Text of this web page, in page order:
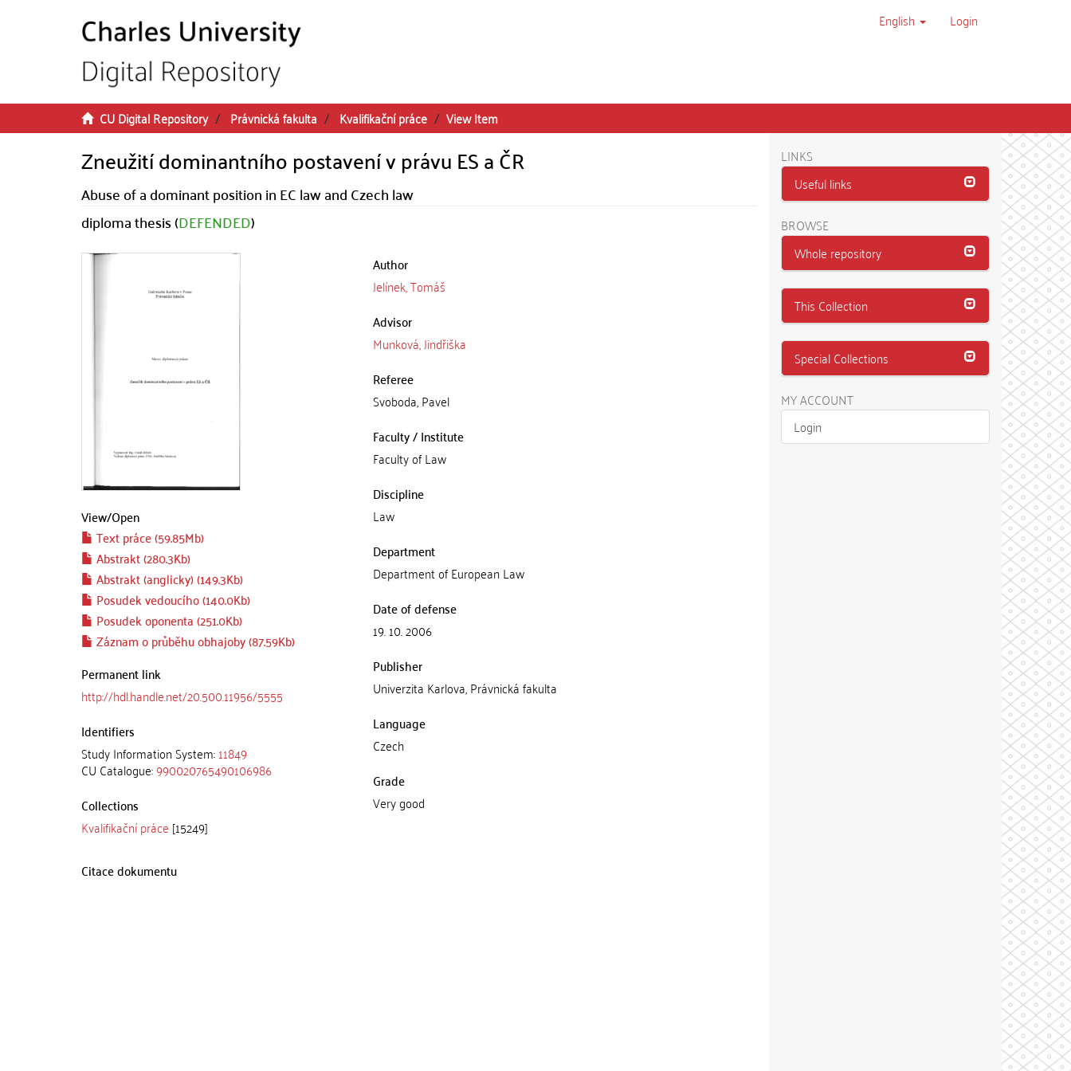
English Login
CU Digital Repository Právnická fakulta Kvalifikační práce View Item
Zneužití dominantního postavení v právu ES a ČR
Abuse of a dominant position in EC law and Czech law
diploma thesis (DEFENDED)
View/Open
Text práce (59.85Mb)
Abstrakt (280.3Kb)
Abstrakt (anglicky) (149.3Kb)
Posudek vedoucího (140.0Kb)
Posudek oponenta (251.0Kb)
Záznam o průběhu obhajoby (87.59Kb)
Permanent link
http://hdl.handle.net/20.500.11956/5555
Identifiers
Study Information System:11849
CU Catalogue:990020765490106986
Collections
Kvalifikační práce [15249]
Author
Jelínek, Tomáš
Advisor
Munková, Jindřiška
Referee
Svoboda, Pavel
Faculty / Institute
Faculty of Law
Discipline
Law
Department
Department of European Law
Date of defense
19. 10. 2006
Publisher
Univerzita Karlova, Právnická fakulta
Language
Czech
Grade
Very good
Citace dokumentu
LINKS
Useful links
BROWSE
Whole repository
This Collection
Special Collections
MY ACCOUNT
Login